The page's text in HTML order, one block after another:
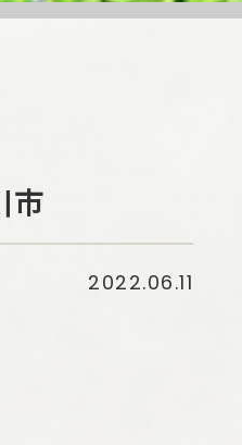
市
2022.06.11